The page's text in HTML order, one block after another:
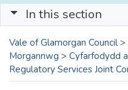
In this section
Vale of Glamorgan Council >
Morgannwg > Cyfarfodydd
Regulatory Services Joint